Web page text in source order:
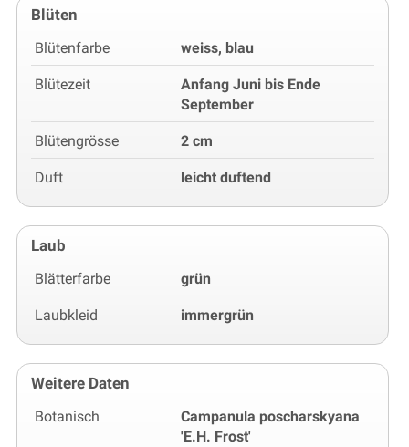
Blüten
Blütenfarbe weiss, blau
Blütezeit
Anfang Juni bis Ende
September
Blütengrösse 2 cm
Duft leicht duftend
Laub
Blätterfarbe grün
Laubkleid immergrün
Weitere Daten
Botanisch
Campanula poscharskyana
'E.H. Frost'